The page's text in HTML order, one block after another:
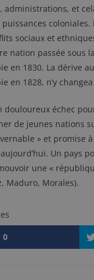
administrations, et
sociaux et
nation passée sous
en 1830. La dérive
en 1828, n’y
douloureux échec
de jeunes nations
» et promise
Un pays
une «
Maduro, Morales).
0